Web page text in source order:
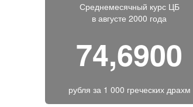
Среднемесячный курс ЦБ
в августе 2000 года
74,6900
рубля за 1 000 греческих драхм